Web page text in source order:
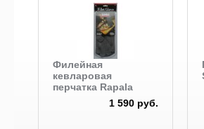
Филейная
кевларовая
перчатка Rapala
1 590 руб.